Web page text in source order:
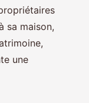
sa maison,
une